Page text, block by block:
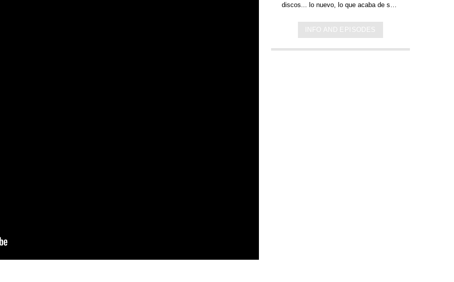
discos... lo nuevo, lo que acaba de salir
lo escuchas acá. Sin cortes y
conducido por:Bugs Bunny,el conejo
INFO AND EPISODES